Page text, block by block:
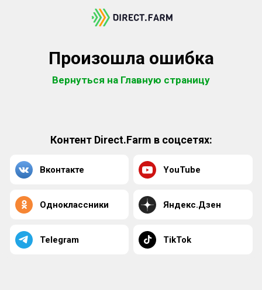
Произошла ошибка
Вернуться на Главную страницу
Контент Direct.Farm в соцсетях:
Вконтакте YouTube
Одноклассники Яндекс.Дзен
Telegram TikTok